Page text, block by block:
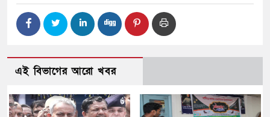
এই বিভাগের আরো খবর